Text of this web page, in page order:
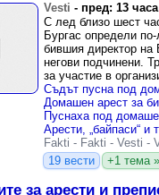
Vesti - пред: 13 часа
С лед близо шест
Бургас определи
бившия директор
негови подчинени.
за участие в
престъпления по ...
Fakti - Fakti - Vesti -
19 вести
+1 тема »
за арести и